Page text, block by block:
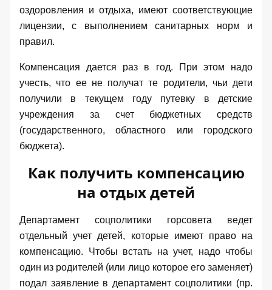
оздоровления и отдыха, имеют соответствующие
лицензии, с выполнением санитарных норм и
правил.
Компенсация дается раз в год. При этом надо
учесть, что ее не получат те родители, чьи дети
получили в текущем году путевку в детские
учреждения за счет бюджетных средств
(государственного, областного или городского
бюджета).
Как получить компенсацию
на отдых детей
Департамент соцполитики горсовета ведет
отдельный учет детей, которые имеют право на
компенсацию. Чтобы встать на учет, надо чтобы
один из родителей (или лицо которое его заменяет)
подал заявление в департамент соцполитики (пр.